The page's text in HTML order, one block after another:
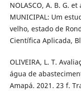
NOLASCO, A. B. G. et
MUNICIPAL: Um
velho, estado de
Científica Aplicada,
OLIVEIRA, L. T.
água de
Amapá. 2021. 23 f.